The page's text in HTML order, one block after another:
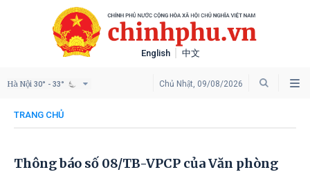
English 中文
Chủ Nhật, 09/08/2026
Hà Nội 30° - 33°
TRANG CHỦ
Thông báo số 08/TB-VPCP của Văn phòng